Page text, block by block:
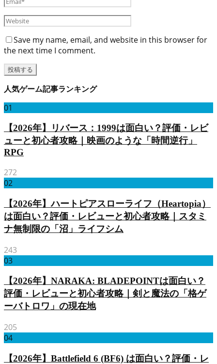
Save my name, email, and website in this browser for
the next time I comment.
人気ゲーム記事ランキング
01
【2026年】リバース：1999は面白い？評価・レビ
ューと初心者攻略｜映画のような「時間逆行」
RPG
272
02
【2026年】ハートピアスローライフ（Heartopia）
は面白い？評価・レビューと初心者攻略｜スタミ
ナ無制限の「沼」ライフシム
243
03
【2026年】NARAKA: BLADEPOINTは面白い？
評価・レビューと初心者攻略｜剣と魔法の「格ゲ
ーバトロワ」の現在地
205
04
【2026年】Battlefield 6 (BF6) は面白い？評価・レ